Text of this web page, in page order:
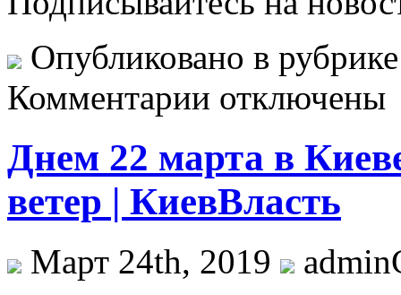
Опубликовано в
Комментарии отключены
Днем 22 марта в
ветер | КиевВласть
Март 24th, 2019